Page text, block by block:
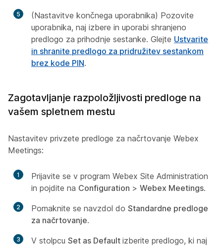
5
(Nastavitve končnega uporabnika) Pozovite
uporabnika, naj izbere in uporabi shranjeno
predlogo za prihodnje sestanke. Glejte Ustvarite
in shranite predlogo za pridružitev sestankom
brez kode PIN.
Zagotavljanje razpoložljivosti predloge na
vašem spletnem mestu
Nastavitev privzete predloge za načrtovanje Webex
Meetings:
1
Prijavite se v program Webex Site Administration
in pojdite na Configuration > Webex Meetings.
2 Pomaknite se navzdol do Standardne predloge
za načrtovanje.
3 V stolpcu Set as Default izberite predlogo, ki naj